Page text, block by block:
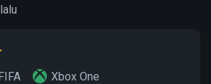
Xbox One